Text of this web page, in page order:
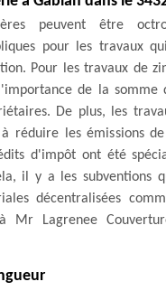
peuvent être
pour les travaux
Pour les travaux de
de la somme
De plus, les
réduire les émissions
d'impôt ont été
il y a les subventions
décentralisées
Mr Lagrenee